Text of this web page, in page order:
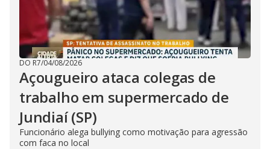
DO R7/04/08/2026
Açougueiro ataca colegas de
trabalho em supermercado de
Jundiaí (SP)
Funcionário alega bullying como motivação para agressão
com faca no local